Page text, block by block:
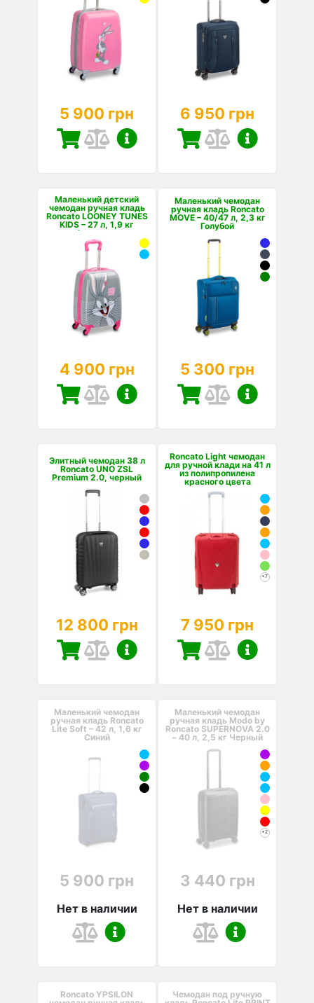
5 900 грн 6 950 грн
Маленький детский
чемодан ручная кладь
Roncato LOONEY TUNES
KIDS – 27 л, 1,9 кг
Антрацит
4 900 грн
Маленький чемодан
ручная кладь Roncato
MOVE – 40/47 л, 2,3 кг
Голубой
5 300 грн
Элитный чемодан 38 л
Roncato UNO ZSL
Premium 2.0, черный
12 800 грн
Roncato Light чемодан
для ручной клади на 41 л
из полипропилена
красного цвета
+7
7 950 грн
Маленький чемодан
ручная кладь Roncato
Lite Soft – 42 л, 1,6 кг
Синий
5 900 грн
Нет в наличии
Маленький чемодан
ручная кладь Modo by
Roncato SUPERNOVA 2.0
– 40 л, 2,5 кг Черный
+2
3 440 грн
Нет в наличии
Roncato YPSILON
Чемодан под ручную